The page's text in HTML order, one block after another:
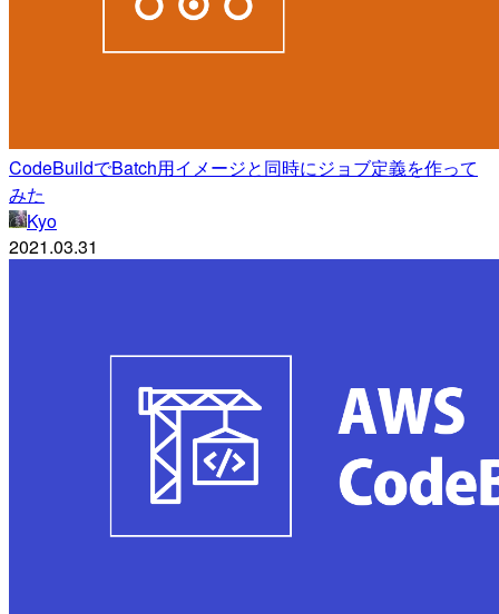
CodeBuildでBatch用イメージと同時にジョブ定義を作って
みた
Kyo
2021.03.31